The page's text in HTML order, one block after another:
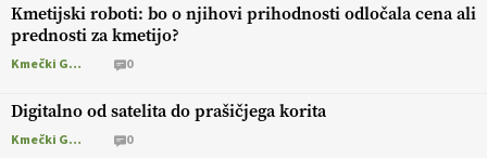
Kmetijski roboti: bo o njihovi prihodnosti odločala cena ali
prednosti za kmetijo?
Kmečki Glas 0
Digitalno od satelita do prašičjega korita
Kmečki Glas 0